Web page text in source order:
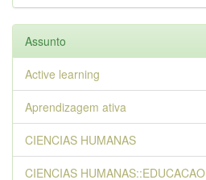
Assunto
Active learning
Aprendizagem ativa
CIENCIAS HUMANAS
CIENCIAS HUMANAS::EDUCACAO